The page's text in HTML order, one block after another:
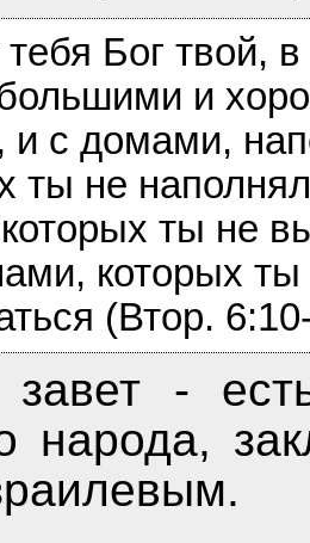
тебя Бог твой,
и
и с домами,
ты не
ты не
которых
(Втор.
народа,